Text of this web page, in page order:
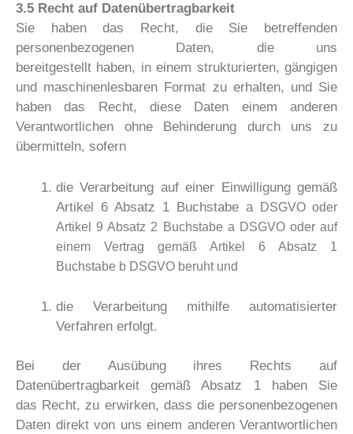
3.5 Recht auf Datenübertragbarkeit
Sie haben das Recht, die Sie betreffenden
personenbezogenen Daten, die uns
bereitgestellt haben, in einem strukturierten, gängigen
und maschinenlesbaren Format zu erhalten, und Sie
haben das Recht, diese Daten einem anderen
Verantwortlichen ohne Behinderung durch uns zu
übermitteln, sofern
die Verarbeitung auf einer Einwilligung gemäß
Artikel 6 Absatz 1 Buchstabe a DSGVO oder
Artikel 9 Absatz 2 Buchstabe a DSGVO oder auf
einem Vertrag gemäß Artikel 6 Absatz 1
Buchstabe b DSGVO beruht und
die Verarbeitung mithilfe automatisierter
Verfahren erfolgt.
Bei der Ausübung ihres Rechts auf
Datenübertragbarkeit gemäß Absatz 1 haben Sie
das Recht, zu erwirken, dass die personenbezogenen
Daten direkt von uns einem anderen Verantwortlichen